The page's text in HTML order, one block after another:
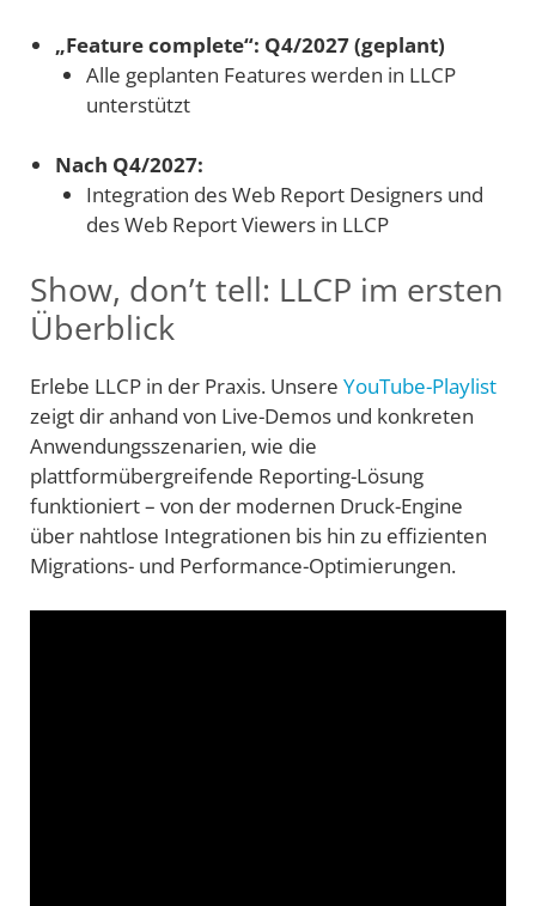
„Feature complete“: Q4/2027 (geplant)
Alle geplanten Features werden in LLCP
unterstützt
Nach Q4/2027:
Integration des Web Report Designers und
des Web Report Viewers in LLCP
Show, don’t tell: LLCP im ersten
Überblick
Erlebe LLCP in der Praxis. Unsere YouTube-Playlist
zeigt dir anhand von Live-Demos und konkreten
Anwendungsszenarien, wie die
plattformübergreifende Reporting-Lösung
funktioniert – von der modernen Druck-Engine
über nahtlose Integrationen bis hin zu effizienten
Migrations- und Performance-Optimierungen.